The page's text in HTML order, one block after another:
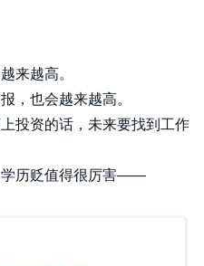
来越高。
，也会越来越高。
投资的话，未来要找到工作
学历贬值得很厉害——